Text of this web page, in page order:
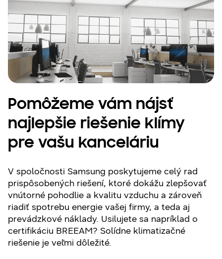
Pomôžeme vám nájsť
najlepšie riešenie klímy
pre vašu kanceláriu
V spoločnosti Samsung poskytujeme celý rad
prispôsobených riešení, ktoré dokážu zlepšovať
vnútorné pohodlie a kvalitu vzduchu a zároveň
riadiť spotrebu energie vašej firmy, a teda aj
prevádzkové náklady. Usilujete sa napríklad o
certifikáciu BREEAM? Solídne klimatizačné
riešenie je veľmi dôležité.